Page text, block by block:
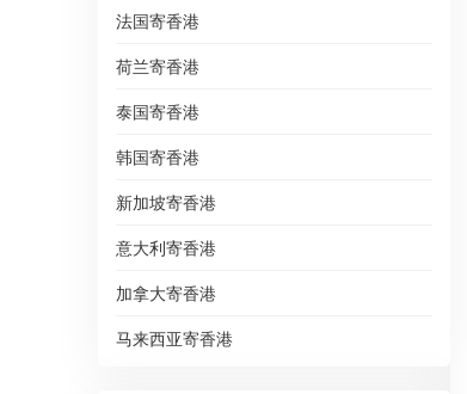
法国寄香港
荷兰寄香港
泰国寄香港
韩国寄香港
新加坡寄香港
意大利寄香港
加拿大寄香港
马来西亚寄香港